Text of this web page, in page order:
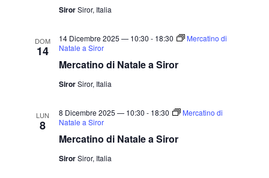
SirorSiror, Italia
DOM
14
Mercatino di Natale a Siror
14 Dicembre 2025 — 10:30 - 18:30
Mercatino di
Natale a Siror
SirorSiror, Italia
LUN
8
Mercatino di Natale a Siror
8 Dicembre 2025 — 10:30 - 18:30
Mercatino di
Natale a Siror
SirorSiror, Italia